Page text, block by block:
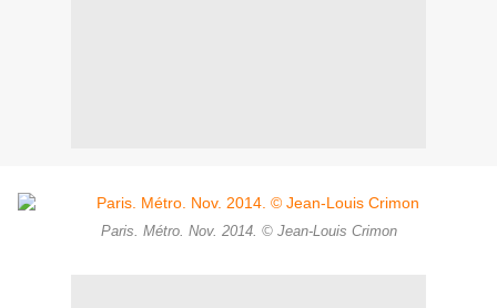
Paris. Métro. Nov. 2014. © Jean-Louis Crimon